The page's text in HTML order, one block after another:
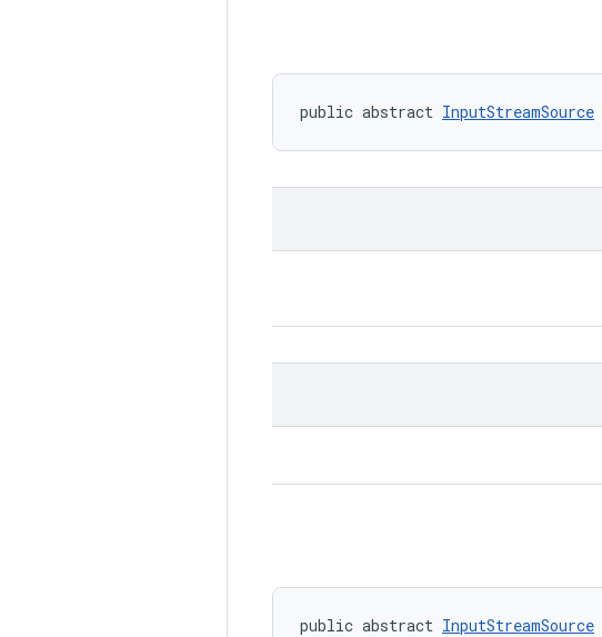
public abstract InputStreamSource
public abstract InputStreamSource